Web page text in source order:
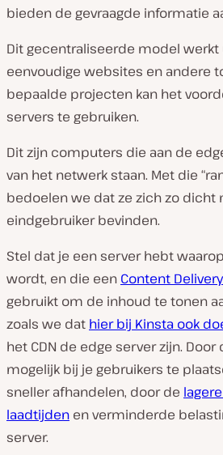
bieden de gevraagde informatie
Dit gecentraliseerde model
eenvoudige websites en andere
bepaalde projecten kan het
servers te gebruiken.
Dit zijn computers die aan de
van het netwerk staan. Met die
bedoelen we dat ze zich zo dicht
eindgebruiker bevinden.
Stel dat je een server hebt
wordt, en die een Content
gebruikt om de inhoud te tonen
zoals we dat hier bij Kinsta ook
het CDN de edge server zijn.
mogelijk bij je gebruikers te
sneller afhandelen, door de
laadtijden en verminderde
server.